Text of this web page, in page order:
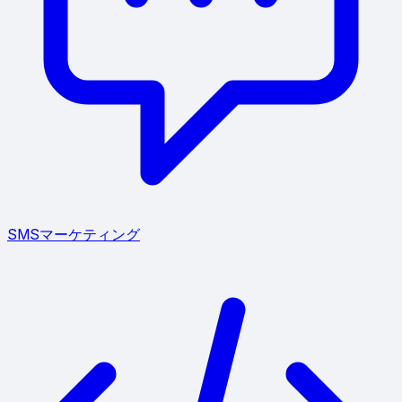
SMSマーケティング